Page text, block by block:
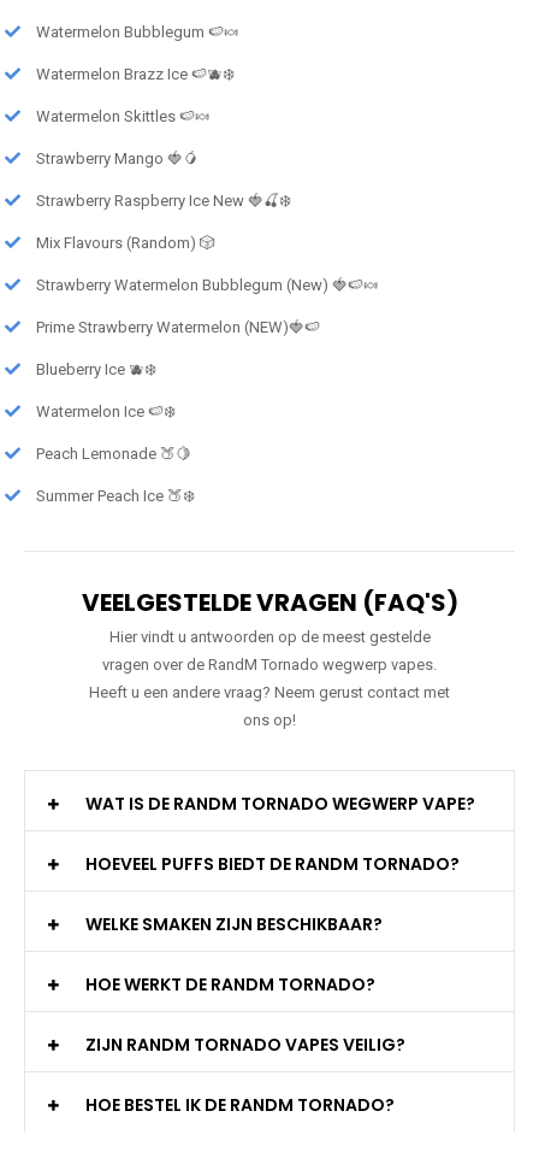
Watermelon Bubblegum 🍉🍬
Watermelon Brazz Ice 🍉🫐❄️
Watermelon Skittles 🍉🍬
Strawberry Mango 🍓🥭
Strawberry Raspberry Ice New 🍓🍒❄️
Mix Flavours (Random) 🎲
Strawberry Watermelon Bubblegum (New) 🍓🍉🍬
Prime Strawberry Watermelon (NEW)🍓🍉
Blueberry Ice 🫐❄️
Watermelon Ice 🍉❄️
Peach Lemonade 🍑🍋
Summer Peach Ice 🍑❄️
VEELGESTELDE VRAGEN (FAQ'S)
Hier vindt u antwoorden op de meest gestelde
vragen over de RandM Tornado wegwerp vapes.
Heeft u een andere vraag? Neem gerust contact met
ons op!
WAT IS DE RANDM TORNADO WEGWERP VAPE?
HOEVEEL PUFFS BIEDT DE RANDM TORNADO?
WELKE SMAKEN ZIJN BESCHIKBAAR?
HOE WERKT DE RANDM TORNADO?
ZIJN RANDM TORNADO VAPES VEILIG?
HOE BESTEL IK DE RANDM TORNADO?